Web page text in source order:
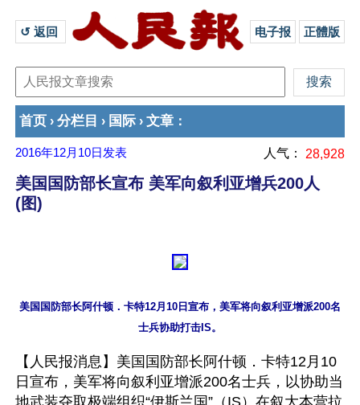
↺ 返回 电子报 正體版
首页 › 分栏目 › 国际 › 文章 ：
2016年12月10日 发表 人气： 28,928
美国国防部长宣布 美军向叙利亚增兵200人
(图)
美国国防部长阿什顿．卡特12月10日宣布，美军将向叙利亚增派200名
【人民报消息】美国国防部长阿什顿．卡特12月10
日宣布，美军将向叙利亚增派200名士兵，以协助当
地武装夺取极端组织“伊斯兰国”（IS）在叙大本营拉